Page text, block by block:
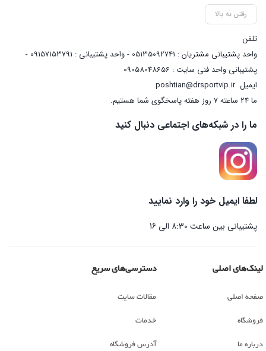
رفتن به بالا
تلفن
واحد پشتیبانی مشتریان : 05135092741 - واحد پشتیبانی : 09157153791 -
پشتیبانی واحد فنی سایت : 09058048656
ایمیلposhtian@drsportvip.ir
ما 24 ساعته 7 روز هفته پاسخگوی شما هستیم.
ما را در شبکه‌های اجتماعی دنبال کنید
لطفا ایمیل خود را وارد نمایید
پشتیبانی بین ساعت 8:30 الی 16
لینک‌های اصلی
صفحه اصلی
فروشگاه
درباره ما
دسترسی‌های سریع
مقالات سایت
خدمات
آدرس فروشگاه